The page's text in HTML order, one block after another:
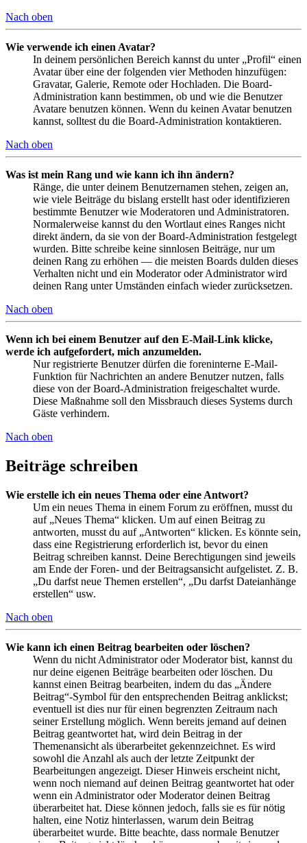
Nach oben
Wie verwende ich einen Avatar?
In deinem persönlichen Bereich kannst du unter „Profil“ einen
Avatar über eine der folgenden vier Methoden hinzufügen:
Gravatar, Galerie, Remote oder Hochladen. Die Board-
Administration kann bestimmen, ob und wie die Benutzer
Avatare benutzen können. Wenn du keinen Avatar benutzen
kannst, solltest du die Board-Administration kontaktieren.
Nach oben
Was ist mein Rang und wie kann ich ihn ändern?
Ränge, die unter deinem Benutzernamen stehen, zeigen an,
wie viele Beiträge du bislang erstellt hast oder identifizieren
bestimmte Benutzer wie Moderatoren und Administratoren.
Normalerweise kannst du den Wortlaut eines Ranges nicht
direkt ändern, da sie von der Board-Administration festgelegt
wurden. Bitte schreibe keine sinnlosen Beiträge, nur um
deinen Rang zu erhöhen — die meisten Boards dulden dieses
Verhalten nicht und ein Moderator oder Administrator wird
deinen Rang unter Umständen einfach wieder zurücksetzen.
Nach oben
Wenn ich bei einem Benutzer auf den E-Mail-Link klicke,
werde ich aufgefordert, mich anzumelden.
Nur registrierte Benutzer dürfen die foreninterne E-Mail-
Funktion für Nachrichten an andere Benutzer nutzen, falls
diese von der Board-Administration freigeschaltet wurde.
Diese Maßnahme soll den Missbrauch dieses Systems durch
Gäste verhindern.
Nach oben
Beiträge schreiben
Wie erstelle ich ein neues Thema oder eine Antwort?
Um ein neues Thema in einem Forum zu eröffnen, musst du
auf „Neues Thema“ klicken. Um auf einen Beitrag zu
antworten, musst du auf „Antworten“ klicken. Es könnte sein,
dass eine Registrierung erforderlich ist, bevor du einen
Beitrag schreiben kannst. Deine Berechtigungen sind jeweils
am Ende der Foren- und der Beitragsansicht aufgelistet. Z. B.
„Du darfst neue Themen erstellen“, „Du darfst Dateianhänge
erstellen“ usw.
Nach oben
Wie kann ich einen Beitrag bearbeiten oder löschen?
Wenn du nicht Administrator oder Moderator bist, kannst du
nur deine eigenen Beiträge bearbeiten oder löschen. Du
kannst einen Beitrag bearbeiten, indem du das „Ändere
Beitrag“-Symbol für den entsprechenden Beitrag anklickst;
eventuell ist dies nur für einen begrenzten Zeitraum nach
seiner Erstellung möglich. Wenn bereits jemand auf deinen
Beitrag geantwortet hat, wird dein Beitrag in der
Themenansicht als überarbeitet gekennzeichnet. Es wird
sowohl die Anzahl als auch der letzte Zeitpunkt der
Bearbeitungen angezeigt. Dieser Hinweis erscheint nicht,
wenn noch niemand auf deinen Beitrag geantwortet hat oder
wenn ein Administrator oder Moderator deinen Beitrag
überarbeitet hat. Diese können jedoch, falls sie es für nötig
halten, eine Notiz hinterlassen, warum dein Beitrag
überarbeitet wurde. Bitte beachte, dass normale Benutzer